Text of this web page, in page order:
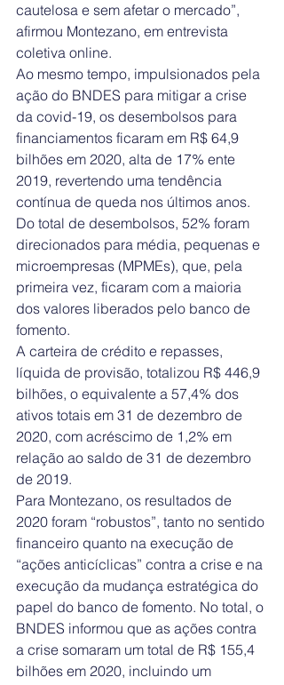
cautelosa e sem afetar o mercado”,
afirmou Montezano, em entrevista
coletiva online.
Ao mesmo tempo, impulsionados pela
ação do BNDES para mitigar a crise
da covid-19, os desembolsos para
financiamentos ficaram em R$ 64,9
bilhões em 2020, alta de 17% ente
2019, revertendo uma tendência
contínua de queda nos últimos anos.
Do total de desembolsos, 52% foram
direcionados para média, pequenas e
microempresas (MPMEs), que, pela
primeira vez, ficaram com a maioria
dos valores liberados pelo banco de
fomento.
A carteira de crédito e repasses,
líquida de provisão, totalizou R$ 446,9
bilhões, o equivalente a 57,4% dos
ativos totais em 31 de dezembro de
2020, com acréscimo de 1,2% em
relação ao saldo de 31 de dezembro
de 2019.
Para Montezano, os resultados de
2020 foram “robustos”, tanto no sentido
financeiro quanto na execução de
“ações anticíclicas” contra a crise e na
execução da mudança estratégica do
papel do banco de fomento. No total, o
BNDES informou que as ações contra
a crise somaram um total de R$ 155,4
bilhões em 2020, incluindo um